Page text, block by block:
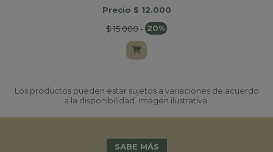
Precio $ 12.000
$ 15.000- 20%
Los productos pueden estar sujetos a variaciones de acuerdo
a la disponibilidad. Imagen ilustrativa.
SABE MÁS